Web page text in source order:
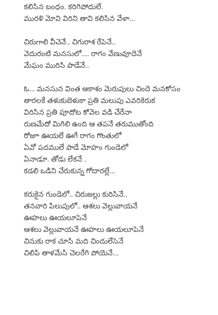
కలిసిన బంధం. కరిగిపోదులే.
మురళి మోవి విరిని తావి కలిసిన వేళా...
చిరుగాలి వీచెనే.. చిగురాశ రేపెనే..
వెదురంటి మనసులో.... రాగం వేణువూదెనే
మేఘం మురిసి పాడేనే..
ఓ... మనసున వింత ఆకాశం మెరుపులు చిందె మనకోసం
తారలకే తళుకుబెళుకా ప్రతి మలుపు ఎవరికెరుక
విరిసిన ప్రతి పూదోట కోవెల వడి చేరేనా
రుణమేదో మిగిలి ఉంది ఆ తపనే తరుముతోంది
రోజూ ఊయలే ఊగే రాగం గొంతులో
ఏవో పదములే పాడే మోహం గుండెలో
ఏనాడూ. తోడు లేకనే .
కడలి ఒడిని చేరుకున్న గోదారల్లే...
కరుకైన గుండెలో.. చిరుజల్లు కురిసినే..
తనవారి పిలుపులో.. ఆశలు వెల్లువాయనే
ఊహలు ఊయలూపెనే
ఆశలు వెల్లువాయనే ఊహలు ఊయలూపెనే
చినుకు రాక చూసి మది చిందులేసెనే
చిలిపి తాళమేసి చెలరేగి పోయెనే...